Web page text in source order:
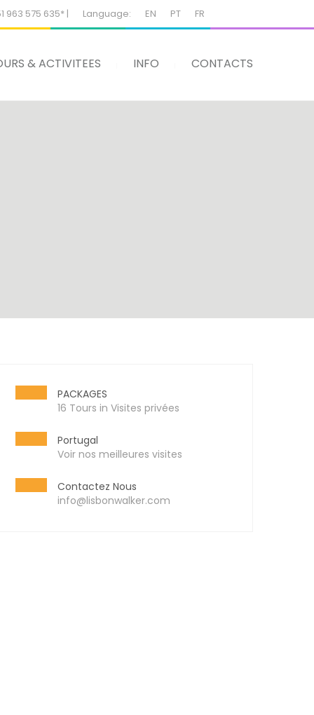
963 575 635* | Language: EN PT FR
& ACTIVITEES INFO CONTACTS
PACKAGES
16 Tours in Visites privées
Portugal
Voir nos meilleures visites
Contactez Nous
info@lisbonwalker.com